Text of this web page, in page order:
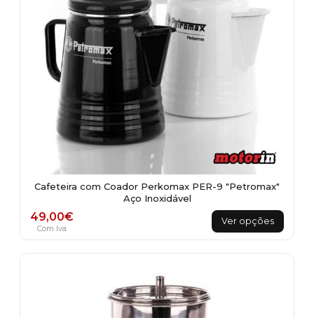
Cafeteira com Coador Perkomax PER-9 "Petromax"
Aço Inoxidável
49,00€
Com Iva
Ver opções
This
product
has
multiple